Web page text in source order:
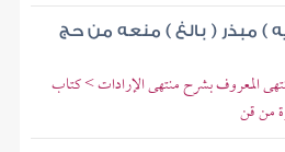
) مبذر ( بالغ ) منعه من حج
المعروف بشرح منتهى الإرادات > كتاب
من قن